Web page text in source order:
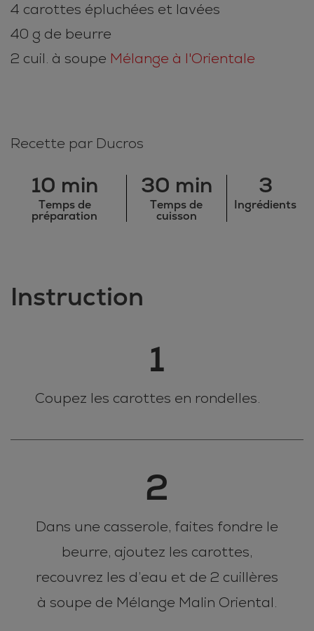
4 carottes épluchées et lavées
40 g de beurre
2 cuil. à soupe Mélange à l'Orientale
Recette par Ducros
10 min
Temps de
préparation
30 min
Temps de
cuisson
3
Ingrédients
Instruction
1
Coupez les carottes en rondelles.
2
Dans une casserole, faites fondre le
beurre, ajoutez les carottes,
recouvrez les d’eau et de 2 cuillères
à soupe de Mélange Malin Oriental.